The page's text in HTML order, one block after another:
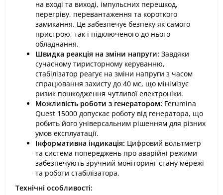
на вході та виході, імпульсних перешкод,
перегріву, перевантаження та короткого
замикання. Це забезпечує безпеку як самого
пристрою, так і підключеного до нього
обладнання.
Швидка реакція на зміни напруги: Завдяки
сучасному тиристорному керуванню,
стабілізатор реагує на зміни напруги з часом
спрацювання захисту до 40 мс, що мінімізує
ризик пошкодження чутливої електроніки.
Можливість роботи з генератором: Ferumina
Quest 15000 допускає роботу від генератора, що
робить його універсальним рішенням для різних
умов експлуатації.
Інформативна індикація: Цифровий вольтметр
та система попереджень про аварійні режими
забезпечують зручний моніторинг стану мережі
та роботи стабілізатора.
Технічні особливості: